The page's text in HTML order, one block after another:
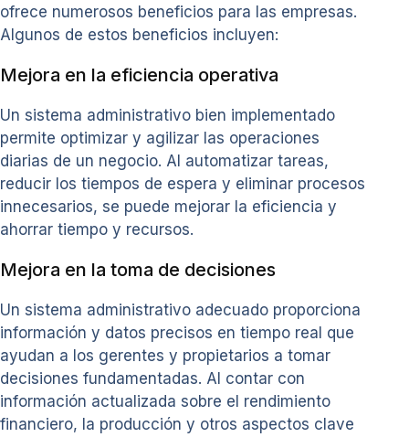
ofrece numerosos beneficios para las empresas.
Algunos de estos beneficios incluyen:
Mejora en la eficiencia operativa
Un sistema administrativo bien implementado
permite optimizar y agilizar las operaciones
diarias de un negocio. Al automatizar tareas,
reducir los tiempos de espera y eliminar procesos
innecesarios, se puede mejorar la eficiencia y
ahorrar tiempo y recursos.
Mejora en la toma de decisiones
Un sistema administrativo adecuado proporciona
información y datos precisos en tiempo real que
ayudan a los gerentes y propietarios a tomar
decisiones fundamentadas. Al contar con
información actualizada sobre el rendimiento
financiero, la producción y otros aspectos clave